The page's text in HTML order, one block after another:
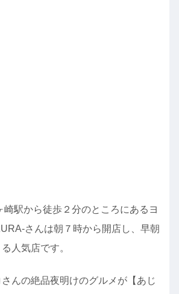
崎駅から徒歩２分のところにあるヨ
さんは朝７時から開店し、早朝
人気店です。
んの絶品夜明けのグルメが【あじ